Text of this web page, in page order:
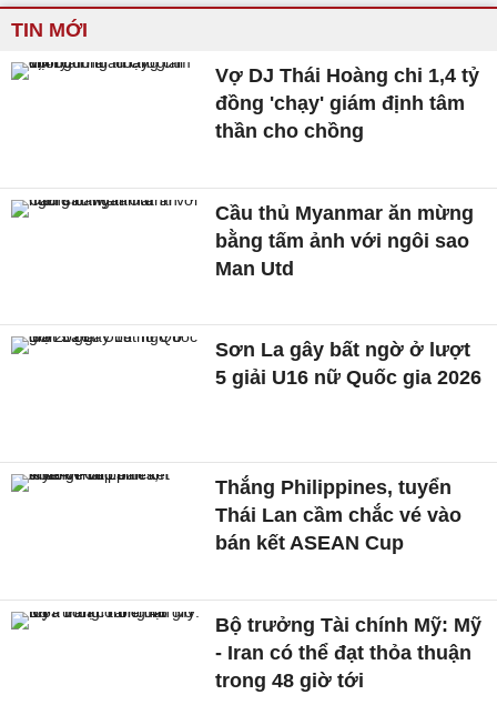
TIN MỚI
Vợ DJ Thái Hoàng chi 1,4 tỷ
đồng 'chạy' giám định tâm
thần cho chồng
Cầu thủ Myanmar ăn mừng
bằng tấm ảnh với ngôi sao
Man Utd
Sơn La gây bất ngờ ở lượt
5 giải U16 nữ Quốc gia 2026
Thắng Philippines, tuyển
Thái Lan cầm chắc vé vào
bán kết ASEAN Cup
Bộ trưởng Tài chính Mỹ: Mỹ
- Iran có thể đạt thỏa thuận
trong 48 giờ tới